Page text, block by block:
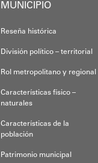
MUNICIPIO
Reseña histórica
División político – territorial
Rol metropolitano y regional
Características físico –
naturales
Características de la
población
Patrimonio municipal